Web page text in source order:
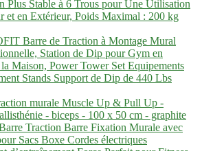
Plus Stable à 6 Trous pour Une Utilisation
et en Extérieur, Poids Maximal : 200 kg
Barre de Traction à Montage Mural
Station de Dip pour Gym en
Maison, Power Tower Set Equipements
Stands Support de Dip de 440 Lbs
murale Muscle Up & Pull Up -
- biceps - 100 x 50 cm - graphite
Traction Barre Fixation Murale avec
Sacs Boxe Cordes électriques